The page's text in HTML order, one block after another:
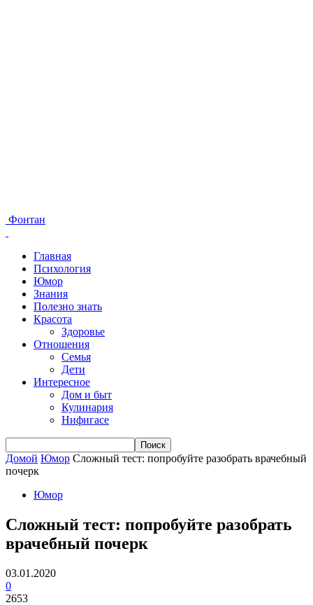
Фонтан
Главная
Психология
Юмор
Знания
Полезно знать
Красота
Здоровье
Отношения
Семья
Дети
Интересное
Дом и быт
Кулинария
Нифигасе
Домой Юмор Сложный тест: попробуйте разобрать врачебный
почерк
Юмор
Сложный тест: попробуйте разобрать
врачебный почерк
03.01.2020
0
2653